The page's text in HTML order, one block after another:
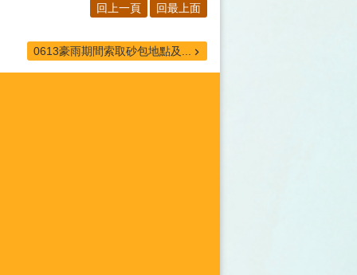
回上一頁 回最上面
0613豪雨期間索取砂包地點及...